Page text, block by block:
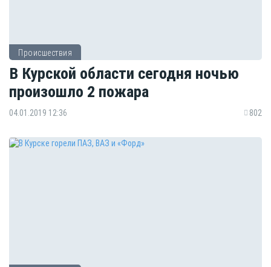
Происшествия
В Курской области сегодня ночью
произошло 2 пожара
04.01.2019 12:36 802